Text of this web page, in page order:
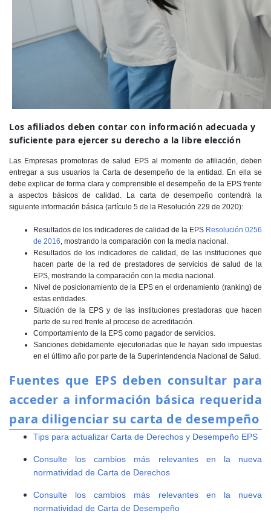
​Los afiliado​s deben contar con información adecuada y
suficiente para ejercer su derecho a la libre elección
Las Empresas promotoras de salud EPS al momento de afiliación, deben
entregar a sus usuarios la Carta de desempeño de la entidad. En ella se
debe explicar de forma clara y comprensible el desempeño de la EPS frente
a aspectos básicos de calidad. La carta de desempeño contendrá la
siguiente información básica (artículo 5 de la Resolución 229 de 2020):
​Resultados de los indicadores de calidad de la EPS Resolución 0256
de 2016​, mostrando la comparación con la media nacional.
Resultados de los indicadores de calidad, de las instituciones que
hacen parte de la red de prestadores de servicios de salud de la
EPS, mostrando la comparación con la media nacional.
Nivel de posicionamiento de la EPS en el ordenamiento (ranking) de
estas entidades.
Situación de la EPS y de las instituciones prestadoras que hacen
parte de su red frente al proceso de acreditación.
Comportamiento de la EPS como pagador de servicios.
Sanciones debidamente ejecutoriadas que le hayan sido impuestas
en el último año por parte de la Superintendencia Nacional de Salud.​
Fuentes que EPS deben consultar para
acceder a información básica requerida
para diligenciar su carta de desempeño
Tips para actualizar Carta de Derechos y Desempeño EPS
Consulte los cambios más relevantes en la nueva
normatividad de Carta de Derechos
Consulte los cambios más relevantes en la nueva
normatividad de Carta de Desempeño